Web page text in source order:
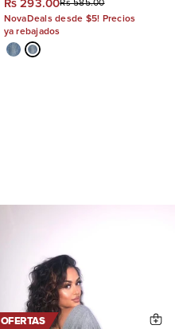
Next Chapter Baggy
Rs 293.00Rs 585.00
NovaDeals desde $5! Precios
ya rebajados
OFERTAS